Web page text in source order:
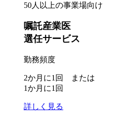
50人以上の事業場向け
嘱託産業医
選任サービス
勤務頻度
2か月に1回 または
1か月に1回
詳しく見る